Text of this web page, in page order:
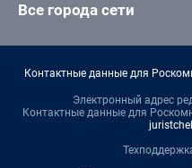
Все города сети
Контактные данные для
Электронный адрес
Контактные данные для